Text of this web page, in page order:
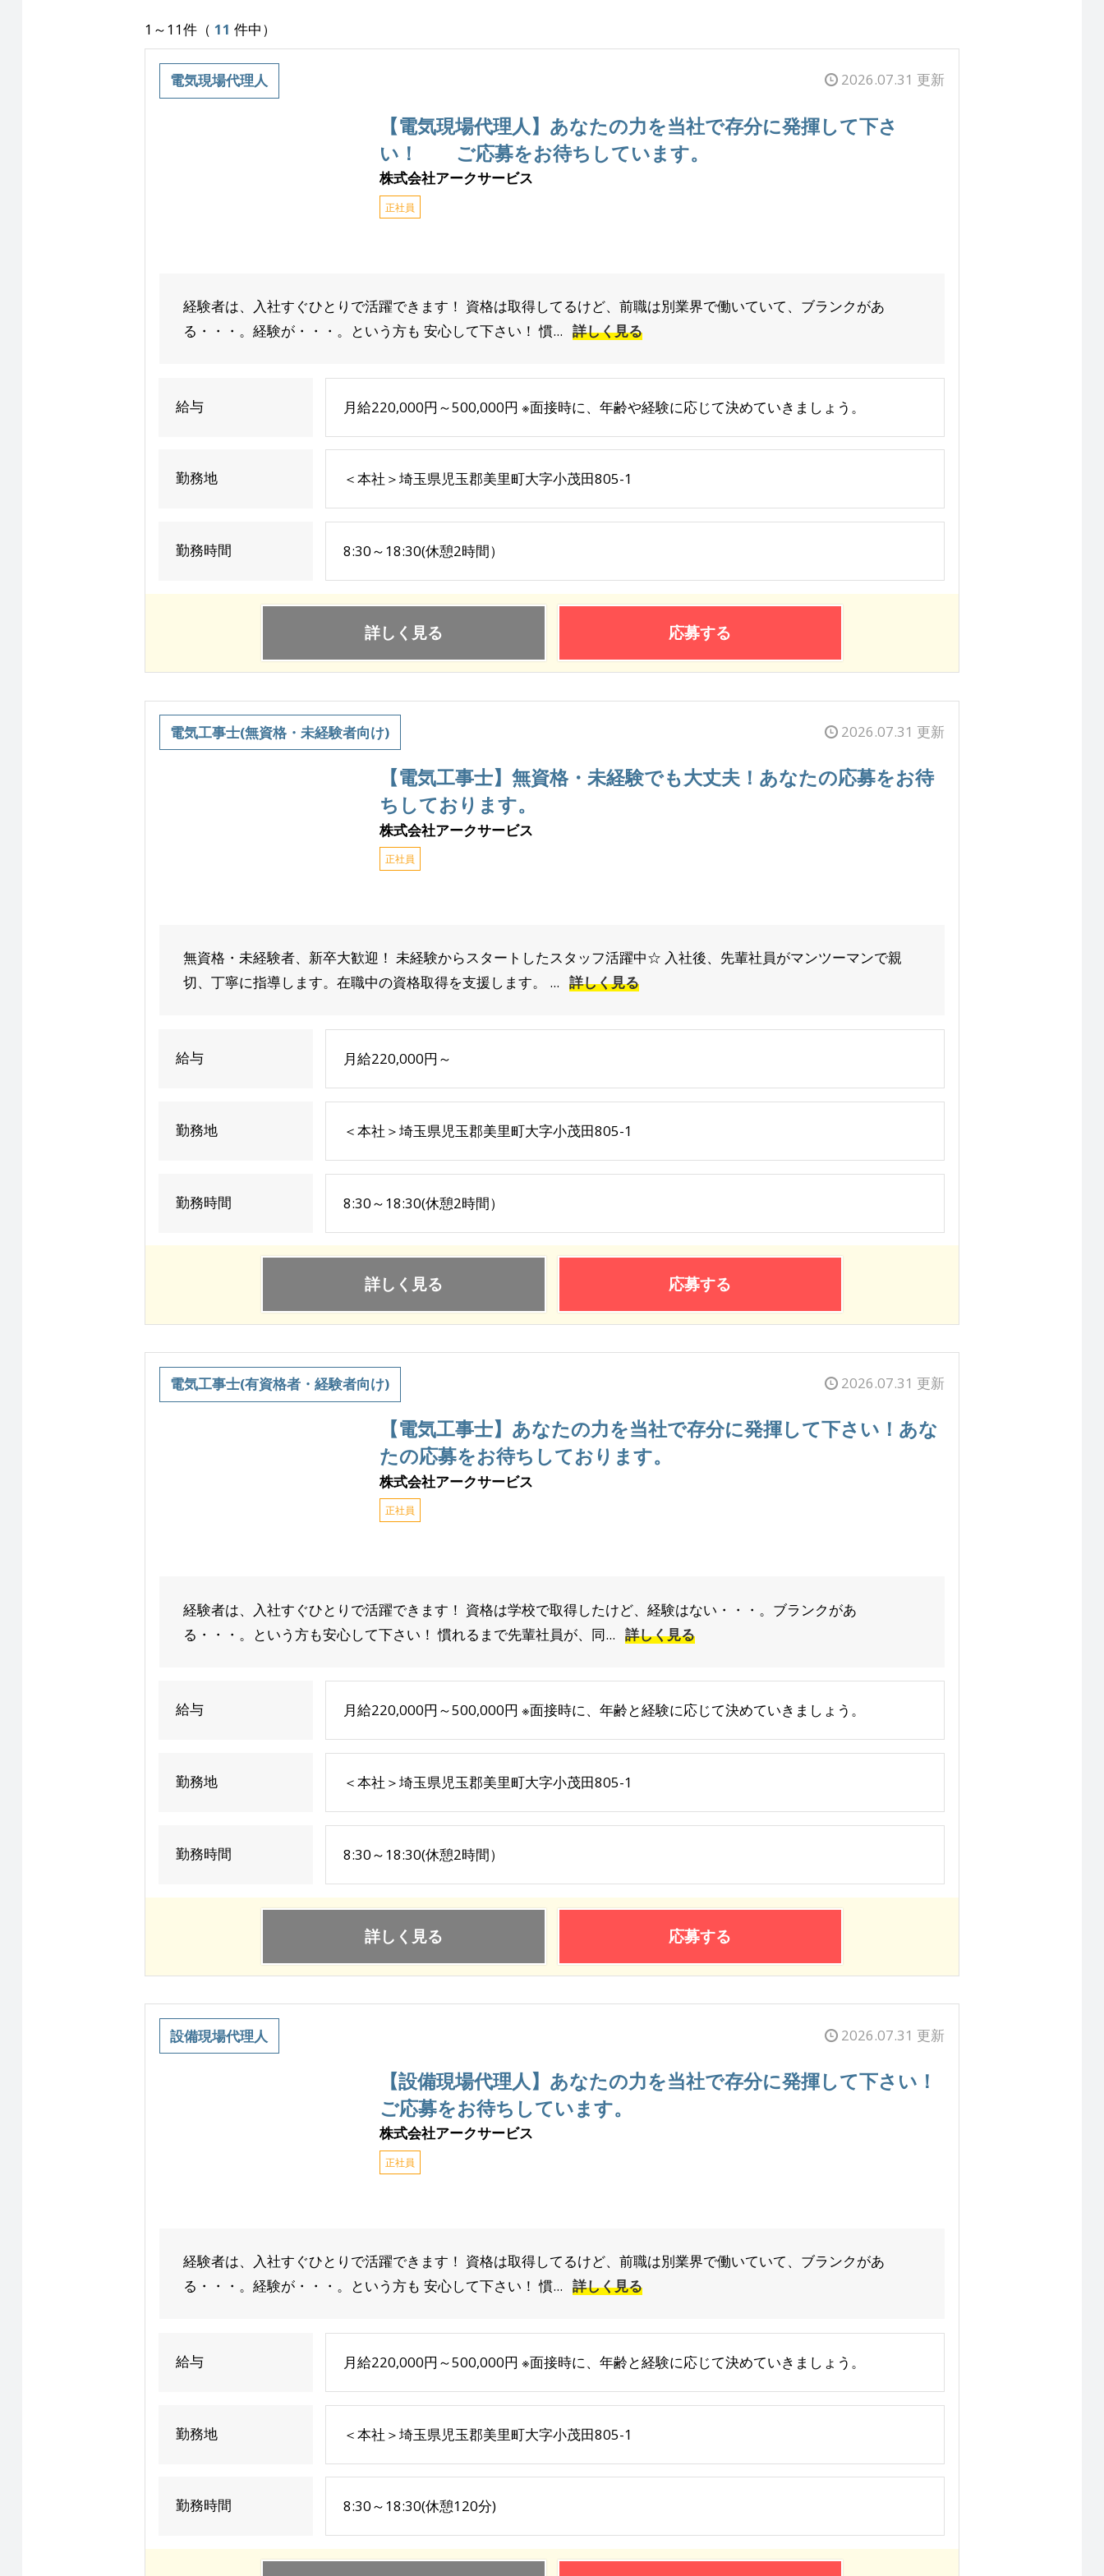
1～11件（ 11 件中）
電気現場代理人 2026.07.31 更新
【電気現場代理人】あなたの力を当社で存分に発揮して下さ
い！ ご応募をお待ちしています。
株式会社アークサービス
正社員
経験者は、入社すぐひとりで活躍できます！ 資格は取得してるけど、前職は別業界で働いていて、ブランクがあ
る・・・。経験が・・・。という方も 安心して下さい！ 慣... 詳しく見る
給与 月給220,000円～500,000円 ※面接時に、年齢や経験に応じて決めていきましょう。
勤務地 ＜本社＞埼玉県児玉郡美里町大字小茂田805-1
勤務時間 8:30～18:30(休憩2時間）
詳しく見る 応募する
電気工事士(無資格・未経験者向け) 2026.07.31 更新
【電気工事士】無資格・未経験でも大丈夫！あなたの応募をお待
ちしております。
株式会社アークサービス
正社員
無資格・未経験者、新卒大歓迎！ 未経験からスタートしたスタッフ活躍中☆ 入社後、先輩社員がマンツーマンで親
切、丁寧に指導します。在職中の資格取得を支援します。 ... 詳しく見る
給与 月給220,000円～
勤務地 ＜本社＞埼玉県児玉郡美里町大字小茂田805-1
勤務時間 8:30～18:30(休憩2時間）
詳しく見る 応募する
電気工事士(有資格者・経験者向け) 2026.07.31 更新
【電気工事士】あなたの力を当社で存分に発揮して下さい！あな
たの応募をお待ちしております。
株式会社アークサービス
正社員
経験者は、入社すぐひとりで活躍できます！ 資格は学校で取得したけど、経験はない・・・。ブランクがあ
る・・・。という方も安心して下さい！ 慣れるまで先輩社員が、同... 詳しく見る
給与 月給220,000円～500,000円 ※面接時に、年齢と経験に応じて決めていきましょう。
勤務地 ＜本社＞埼玉県児玉郡美里町大字小茂田805-1
勤務時間 8:30～18:30(休憩2時間）
詳しく見る 応募する
設備現場代理人 2026.07.31 更新
【設備現場代理人】あなたの力を当社で存分に発揮して下さい！
ご応募をお待ちしています。
株式会社アークサービス
正社員
経験者は、入社すぐひとりで活躍できます！ 資格は取得してるけど、前職は別業界で働いていて、ブランクがあ
る・・・。経験が・・・。という方も 安心して下さい！ 慣... 詳しく見る
給与 月給220,000円～500,000円 ※面接時に、年齢と経験に応じて決めていきましょう。
勤務地 ＜本社＞埼玉県児玉郡美里町大字小茂田805-1
勤務時間 8:30～18:30(休憩120分)